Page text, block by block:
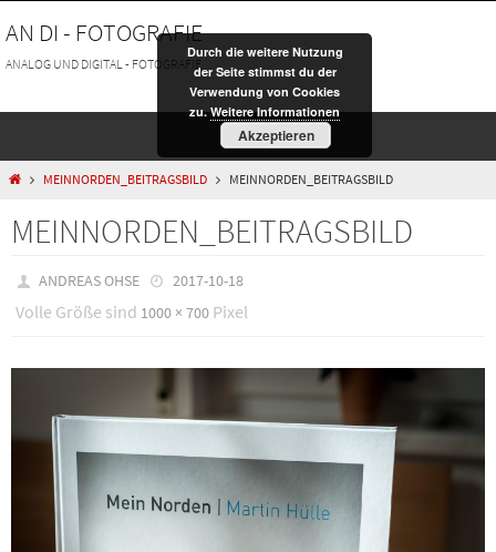
Inhalt
springen
AN DI - FOTOGRAFIE
ANALOG UND DIGITAL - FOTOGRAFIE
HOMEMEINNORDEN_BEITRAGSBILD MEINNORDEN_BEITRAGSBILD
MEINNORDEN_BEITRAGSBILD
ANDREAS OHSE 2017-10-18
Volle Größe sind 1000 × 700 Pixel
Durch die weitere Nutzung
der Seite stimmst du der
Verwendung von Cookies
zu.Weitere Informationen
Akzeptieren